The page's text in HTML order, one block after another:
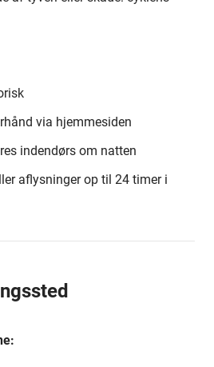
via hjemmesiden
indendørs om natten
aflysninger op til 24 timer i